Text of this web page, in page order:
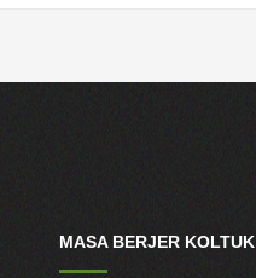
MASA BERJER KOLTUK